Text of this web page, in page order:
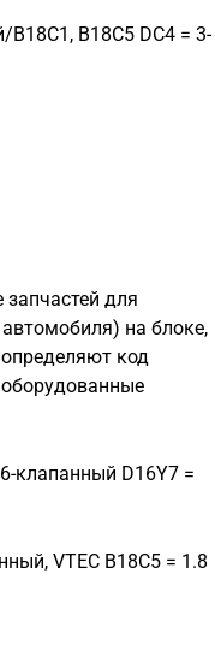
В18С1, В18С5 DС4 = 3-
для
на блоке,
код
клапанный D16Y7 =
VTEC В18С5 = 1.8